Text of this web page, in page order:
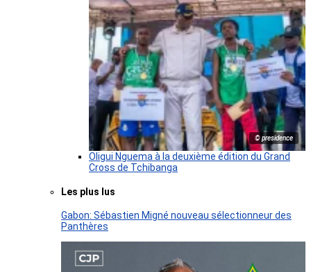
© presidence
Oligui Nguema à la deuxième édition du Grand
Cross de Tchibanga
Les plus lus
Gabon: Sébastien Migné nouveau sélectionneur des
Panthères